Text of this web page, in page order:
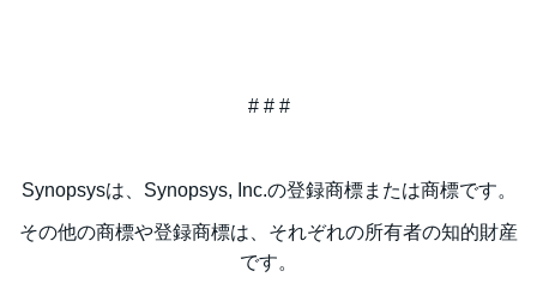
# # #
Synopsysは、Synopsys, Inc.の登録商標または商標です。
その他の商標や登録商標は、それぞれの所有者の知的財産
です。